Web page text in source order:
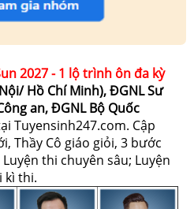
2027 - 1 lộ trình ôn đa kỳ
Hồ Chí Minh), ĐGNL Sư
an, ĐGNL Bộ Quốc
Tuyensinh247.com. Cập
Thầy Cô giáo giỏi, 3 bước
thi chuyên sâu; Luyện
kì thi.